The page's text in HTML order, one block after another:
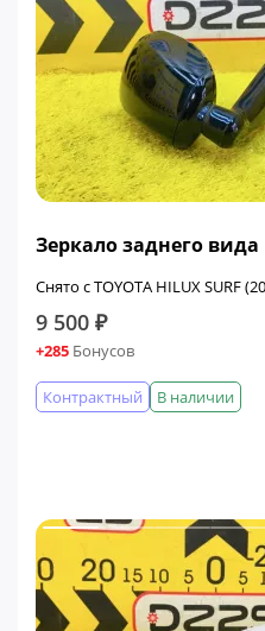
Зеркало заднего
Снято с TOYOTA HILUX SURF
9 500 ₽
+285 Бонусов
В наличии
Контрактный